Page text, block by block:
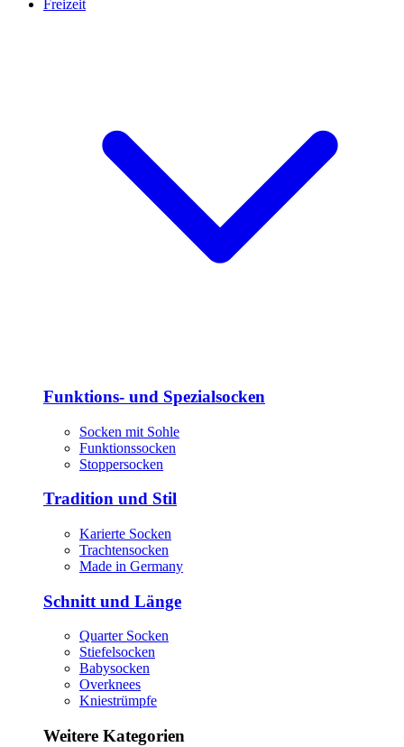
Freizeit
Funktions- und Spezialsocken
Socken mit Sohle
Funktionssocken
Stoppersocken
Tradition und Stil
Karierte Socken
Trachtensocken
Made in Germany
Schnitt und Länge
Quarter Socken
Stiefelsocken
Babysocken
Overknees
Kniestrümpfe
Weitere Kategorien